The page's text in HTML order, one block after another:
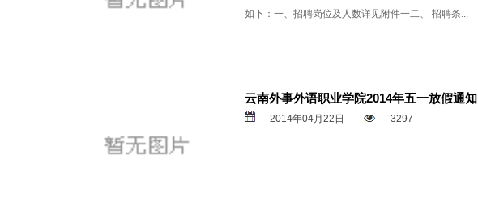
如下：一、招聘岗位及人数详见附件一二、 招聘条...
云南外事外语职业学院2014年五一放假通知
2014年04月22日 3297